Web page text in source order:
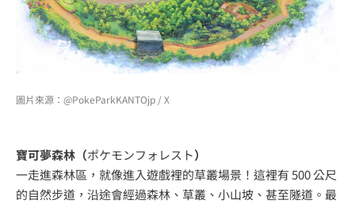
圖片來源：@PokeParkKANTOjp / X
寶可夢森林（ポケモンフォレスト）
一走進森林區，就像進入遊戲裡的草叢場景！這裡有 500 公尺
的自然步道，沿途會經過森林、草叢、小山坡、甚至隧道。最